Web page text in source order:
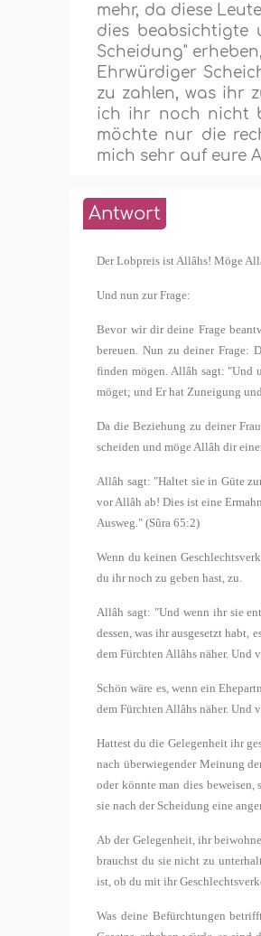
mehr, da diese
dies beabsichtigte
Scheidung"
Ehrwürdiger
zu zahlen, was ihr
ich ihr noch nicht
möchte nur die
mich sehr auf eure
Antwort
Der Lobpreis ist Allâhs! Möge
Und nun zur Frage:
Bevor wir dir deine Frage
bereuen. Nun zu deiner Frage:
finden mögen. Allâh sagt: "Und
möget; und Er hat Zuneigung
Da die Beziehung zu deiner
scheiden und möge Allâh dir
Allâh sagt: "Haltet sie in Güte
vor Allâh ab! Dies ist eine
Ausweg." (Sûra 65:2)
Wenn du keinen
du ihr noch zu geben hast, zu.
Allâh sagt: "Und wenn ihr sie
dessen, was ihr ausgesetzt habt,
dem Fürchten Allâhs näher. Und
Schön wäre es, wenn ein
dem Fürchten Allâhs näher. Und
Hattest du die Gelegenheit ihr
nach überwiegender Meinung
oder könnte man dies beweisen,
sie nach der Scheidung eine
Ab der Gelegenheit, ihr
brauchst du sie nicht zu
ist, ob du mit ihr
Was deine Befürchtungen